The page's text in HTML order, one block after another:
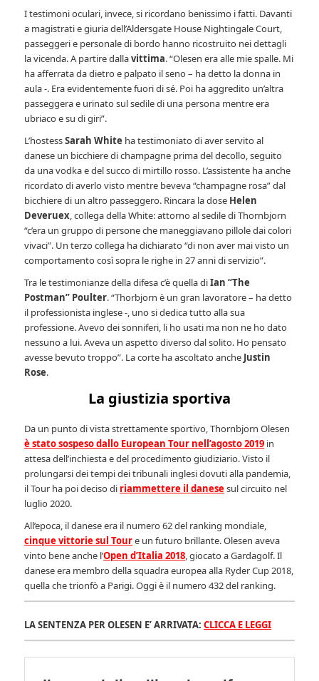
I testimoni oculari, invece, si ricordano benissimo i fatti. Davanti
a magistrati e giuria dell’Aldersgate House Nightingale Court,
passeggeri e personale di bordo hanno ricostruito nei dettagli
la vicenda. A partire dallavittima. “Olesen era alle mie spalle. Mi
ha afferrata da dietro e palpato il seno – ha detto la donna in
aula -. Era evidentemente fuori di sé. Poi ha aggredito un’altra
passeggera e urinato sul sedile di una persona mentre era
ubriaco e su di giri”.
L’hostessSarah White ha testimoniato di aver servito al
danese un bicchiere di champagne prima del decollo, seguito
da una vodka e del succo di mirtillo rosso. L’assistente ha anche
ricordato di averlo visto mentre beveva “champagne rosa” dal
bicchiere di un altro passeggero. Rincara la dose Helen
Deveruex, collega della White: attorno al sedile di Thornbjorn
“c’era un gruppo di persone che maneggiavano pillole dai colori
vivaci”. Un terzo collega ha dichiarato “di non aver mai visto un
comportamento così sopra le righe in 27 anni di servizio”.
Tra le testimonianze della difesa c’è quella diIan “The
Postman” Poulter. “Thorbjorn è un gran lavoratore – ha detto
il professionista inglese -, uno si dedica tutto alla sua
professione. Avevo dei sonniferi, li ho usati ma non ne ho dato
nessuno a lui. Aveva un aspetto diverso dal solito. Ho pensato
avesse bevuto troppo”. La corte ha ascoltato anche Justin
Rose.
La giustizia sportiva
Da un punto di vista strettamente sportivo, Thornbjorn Olesen
è stato sospeso dallo European Tour nell’agosto 2019 in
attesa dell’inchiesta e del procedimento giudiziario. Visto il
prolungarsi dei tempi dei tribunali inglesi dovuti alla pandemia,
il Tour ha poi deciso di riammettere il danesesul circuito nel
luglio 2020.
All’epoca, il danese era il numero 62 del ranking mondiale,
cinque vittorie sul Toure un futuro brillante. Olesen aveva
vinto bene anche l’Open d’Italia 2018, giocato a Gardagolf. Il
danese era membro della squadra europea alla Ryder Cup 2018,
quella che trionfò a Parigi. Oggi è il numero 432 del ranking.
LA SENTENZA PER OLESEN E’ ARRIVATA:CLICCA E LEGGI